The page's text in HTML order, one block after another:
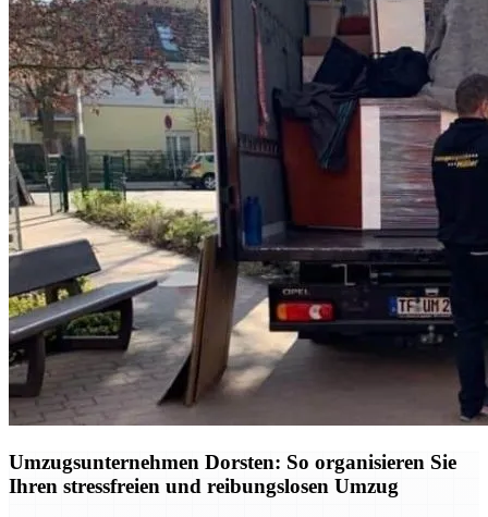
Umzugsunternehmen Dorsten: So organisieren Sie
Ihren stressfreien und reibungslosen Umzug